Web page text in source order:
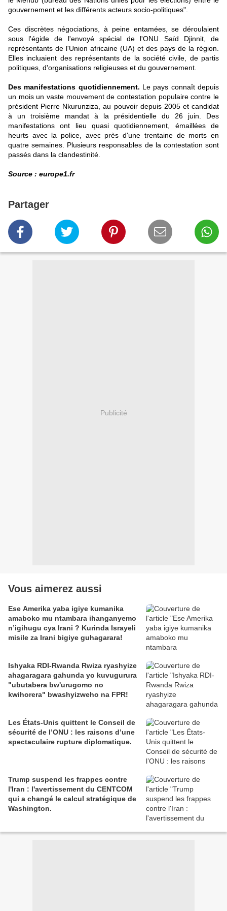
gouvernement et les différents acteurs socio-politiques".
Ces discrètes négociations, à peine entamées, se déroulaient
sous l'égide de l'envoyé spécial de l'ONU Saïd Djinnit, de
représentants de l'Union africaine (UA) et des pays de la région.
Elles incluaient des représentants de la société civile, de partis
politiques, d'organisations religieuses et du gouvernement.
Des manifestations quotidiennement. Le pays connaît depuis
un mois un vaste mouvement de contestation populaire contre le
président Pierre Nkurunziza, au pouvoir depuis 2005 et candidat
à un troisième mandat à la présidentielle du 26 juin. Des
manifestations ont lieu quasi quotidiennement, émaillées de
heurts avec la police, avec près d'une trentaine de morts en
quatre semaines. Plusieurs responsables de la contestation sont
passés dans la clandestinité.
Source : europe1.fr
Partager
Publicité
Vous aimerez aussi
Ese Amerika yaba igiye kumanika
amaboko mu ntambara ihanganyemo
n’igihugu cya Irani ? Kurinda Israyeli
misile za Irani bigiye guhagarara!
Ishyaka RDI-Rwanda Rwiza ryashyize
ahagaragara gahunda yo kuvugurura
"ubutabera bw'urugomo no
kwihorera" bwashyizweho na FPR!
Les États-Unis quittent le Conseil de
sécurité de l’ONU : les raisons d’une
spectaculaire rupture diplomatique.
Trump suspend les frappes contre
l'Iran : l'avertissement du CENTCOM
qui a changé le calcul stratégique de
Washington.